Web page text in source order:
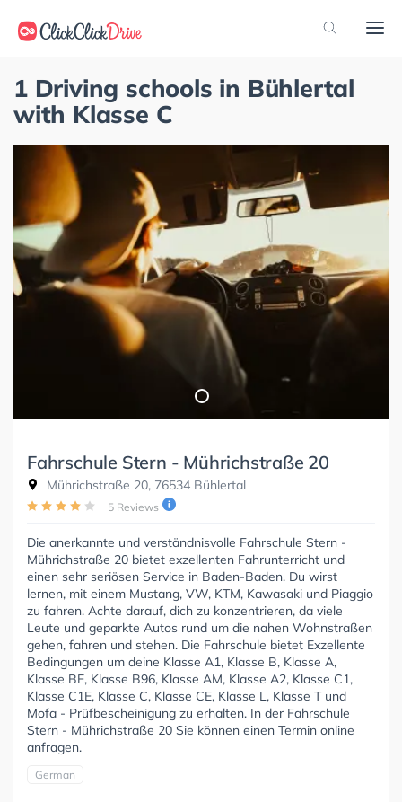
1 Driving schools in Bühlertal
with Klasse C
Fahrschule Stern - Mührichstraße 20
Mührichstraße 20, 76534 Bühlertal
5 Reviews
Die anerkannte und verständnisvolle Fahrschule Stern -
Mührichstraße 20 bietet exzellenten Fahrunterricht und
einen sehr seriösen Service in Baden-Baden. Du wirst
lernen, mit einem Mustang, VW, KTM, Kawasaki und Piaggio
zu fahren. Achte darauf, dich zu konzentrieren, da viele
Leute und geparkte Autos rund um die nahen Wohnstraßen
gehen, fahren und stehen. Die Fahrschule bietet Exzellente
Bedingungen um deine Klasse A1, Klasse B, Klasse A,
Klasse BE, Klasse B96, Klasse AM, Klasse A2, Klasse C1,
Klasse C1E, Klasse C, Klasse CE, Klasse L, Klasse T und
Mofa - Prüfbescheinigung zu erhalten. In der Fahrschule
Stern - Mührichstraße 20 Sie können einen Termin online
anfragen.
German